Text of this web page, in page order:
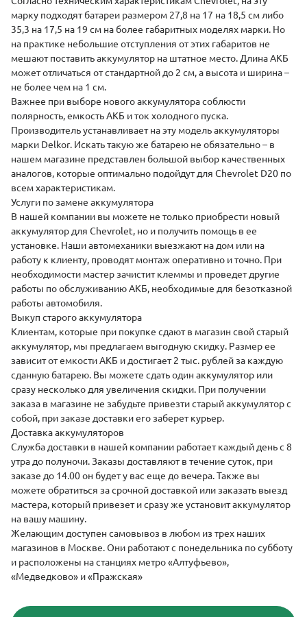
марку подходят батареи размером 27,8 на 17 на 18,5 см либо
35,3 на 17,5 на 19 см на более габаритных моделях марки. Но
на практике небольшие отступления от этих габаритов не
мешают поставить аккумулятор на штатное место. Длина АКБ
может отличаться от стандартной до 2 см, а высота и ширина –
не более чем на 1 см.
Важнее при выборе нового аккумулятора соблюсти
полярность, емкость АКБ и ток холодного пуска.
Производитель устанавливает на эту модель аккумуляторы
марки Delkor. Искать такую же батарею не обязательно – в
нашем магазине представлен большой выбор качественных
аналогов, которые оптимально подойдут для Chevrolet D20 по
всем характеристикам.
Услуги по замене аккумулятора
В нашей компании вы можете не только приобрести новый
аккумулятор для Chevrolet, но и получить помощь в ее
установке. Наши автомеханики выезжают на дом или на
работу к клиенту, проводят монтаж оперативно и точно. При
необходимости мастер зачистит клеммы и проведет другие
работы по обслуживанию АКБ, необходимые для безотказной
работы автомобиля.
Выкуп старого аккумулятора
Клиентам, которые при покупке сдают в магазин свой старый
аккумулятор, мы предлагаем выгодную скидку. Размер ее
зависит от емкости АКБ и достигает 2 тыс. рублей за каждую
сданную батарею. Вы можете сдать один аккумулятор или
сразу несколько для увеличения скидки. При получении
заказа в магазине не забудьте привезти старый аккумулятор с
собой, при заказе доставки его заберет курьер.
Доставка аккумуляторов
Служба доставки в нашей компании работает каждый день с 8
утра до полуночи. Заказы доставляют в течение суток, при
заказе до 14.00 он будет у вас еще до вечера. Также вы
можете обратиться за срочной доставкой или заказать выезд
мастера, который привезет и сразу же установит аккумулятор
на вашу машину.
Желающим доступен самовывоз в любом из трех наших
магазинов в Москве. Они работают с понедельника по субботу
и расположены на станциях метро «Алтуфьево»,
«Медведково» и «Пражская»